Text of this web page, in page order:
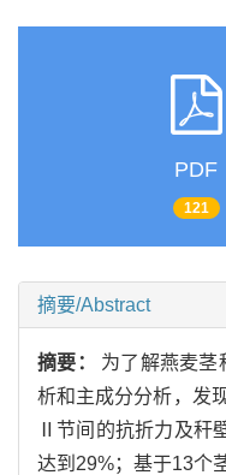
PDF
121
摘要/Abstract
摘要： 为了解燕麦茎
析和主成分分析，发
Ⅱ节间的抗折力及秆
达到29%；基于13个